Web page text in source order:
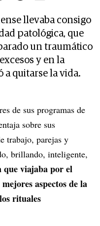
llevaba consigo
patológica, que
un traumático
y en la
quitarse la vida.
de sus programas de
sobre sus
trabajo, parejas y
brillando, inteligente,
que viajaba por el
aspectos de la
rituales